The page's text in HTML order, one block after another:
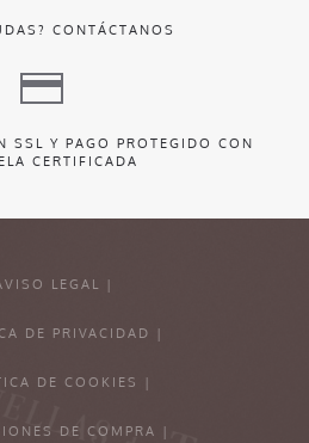
CONTÁCTANOS
SSL Y PAGO PROTEGIDO CON
CERTIFICADA
LEGAL |
DE PRIVACIDAD |
DE COOKIES |
DE COMPRA |